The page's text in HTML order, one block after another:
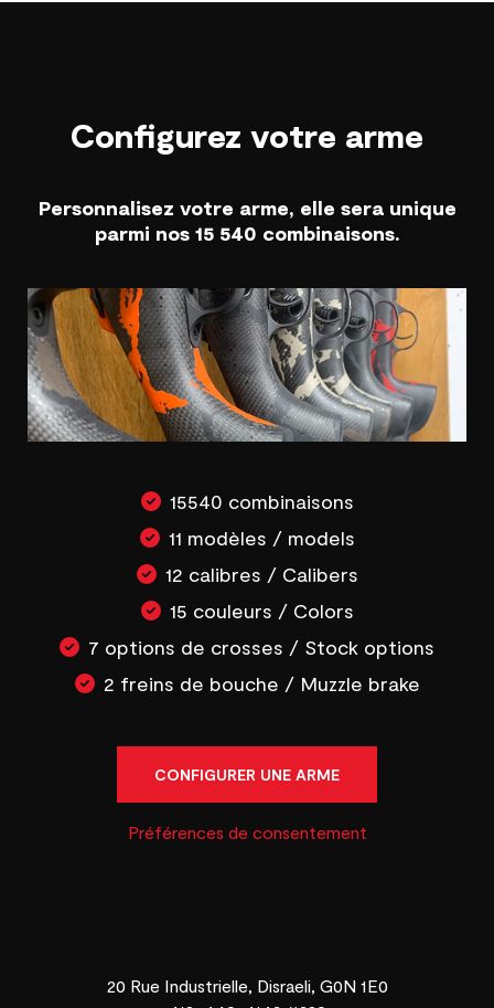
Configurez votre arme
Personnalisez votre arme, elle sera unique
parmi nos 15 540 combinaisons.
15540 combinaisons
11 modèles / models
12 calibres / Calibers
15 couleurs / Colors
7 options de crosses / Stock options
2 freins de bouche / Muzzle brake
CONFIGURER UNE ARME
Préférences de consentement
20 Rue Industrielle, Disraeli, G0N 1E0